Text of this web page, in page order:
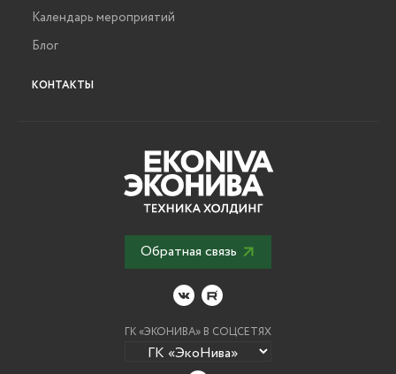
Календарь мероприятий
Блог
КОНТАКТЫ
Обратная связь
ГК «ЭКОНИВА» В СОЦСЕТЯХ